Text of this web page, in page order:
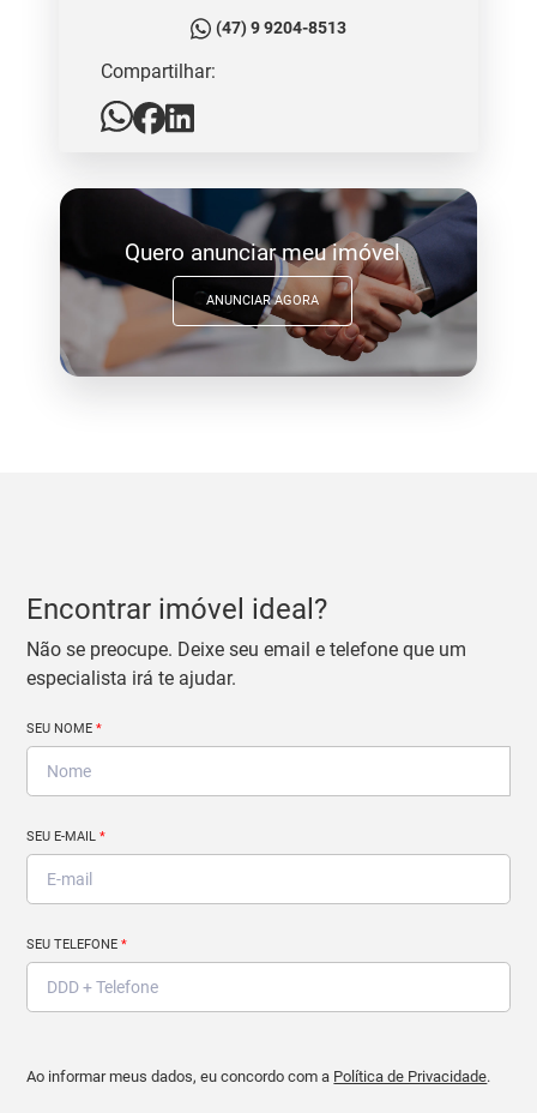
(47) 9 9204-8513
Compartilhar:
Quero anunciar meu imóvel
ANUNCIAR AGORA
Encontrar imóvel ideal?
Não se preocupe. Deixe seu email e telefone que um
especialista irá te ajudar.
SEU NOME*
SEU E-MAIL*
SEU TELEFONE*
Ao informar meus dados, eu concordo com a Política de Privacidade.